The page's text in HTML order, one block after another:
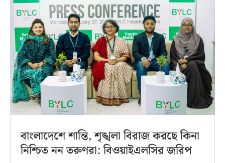
বাংলাদেশে শান্তি, শৃঙ্খলা বিরাজ করছে কিনা
নিশ্চিত নন তরুণরা: বিওয়াইএলসির জরিপ